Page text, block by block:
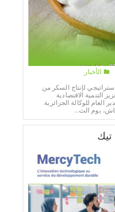
الأخبار
لإنتاج السكر من
التنمية الاقتصادية
العام للوكالة الجزائرية
يوم الث...
تيك